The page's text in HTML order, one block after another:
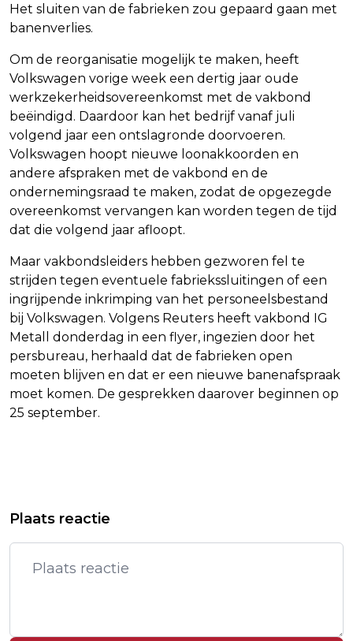
Het sluiten van de fabrieken zou gepaard gaan met
banenverlies.
Om de reorganisatie mogelijk te maken, heeft
Volkswagen vorige week een dertig jaar oude
werkzekerheidsovereenkomst met de vakbond
beëindigd. Daardoor kan het bedrijf vanaf juli
volgend jaar een ontslagronde doorvoeren.
Volkswagen hoopt nieuwe loonakkoorden en
andere afspraken met de vakbond en de
ondernemingsraad te maken, zodat de opgezegde
overeenkomst vervangen kan worden tegen de tijd
dat die volgend jaar afloopt.
Maar vakbondsleiders hebben gezworen fel te
strijden tegen eventuele fabriekssluitingen of een
ingrijpende inkrimping van het personeelsbestand
bij Volkswagen. Volgens Reuters heeft vakbond IG
Metall donderdag in een flyer, ingezien door het
persbureau, herhaald dat de fabrieken open
moeten blijven en dat er een nieuwe banenafspraak
moet komen. De gesprekken daarover beginnen op
25 september.
WAARSCHUWT VOOR WARM WEER
ISRAËLISCHE VLIEGTUIGEN BREKEN
BOVEN LIBANON DOOR
GELUIDSBARRIÈRE
Plaats reactie